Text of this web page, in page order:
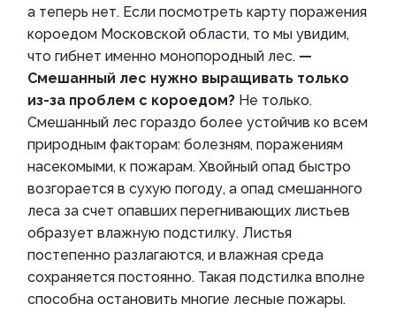
а теперь нет. Если посмотреть карту поражения
короедом Московской области, то мы увидим,
что гибнет именно монопородный лес. —
Смешанный лес нужно выращивать только
из-за проблем с короедом? Не только.
Смешанный лес гораздо более устойчив ко всем
природным факторам: болезням, поражениям
насекомыми, к пожарам. Хвойный опад быстро
возгорается в сухую погоду, а опад смешанного
леса за счет опавших перегнивающих листьев
образует влажную подстилку. Листья
постепенно разлагаются, и влажная среда
сохраняется постоянно. Такая подстилка вполне
способна остановить многие лесные пожары.